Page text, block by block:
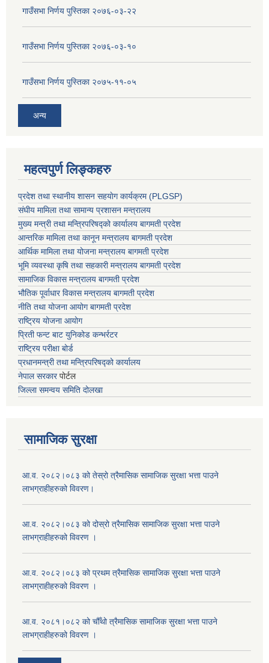
गाउँसभा निर्णय पुस्तिका २०७६-०३-२२
गाउँसभा निर्णय पुस्तिका २०७६-०३-१०
गाउँसभा निर्णय पुस्तिका २०७५-११-०५
अन्य
महत्वपुर्ण लिङ्कहरु
प्रदेश तथा स्थानीय शासन सहयाेग कार्यक्रम (PLGSP)
संघीय मामिला तथा सामान्य प्रशासन मन्त्रालय
मुख्य मन्त्री तथा मन्त्रिपरिषद्को कार्यालय बागमती प्रदेश
आन्तरिक मामिला तथा कानून मन्त्रालय बागमती प्रदेश
आर्थिक मामिला तथा योजना मन्त्रालय बागमती प्रदेश
भूमि व्यवस्था कृषि तथा सहकारी मन्त्रालय बागमती प्रदेश
सामाजिक विकास मन्त्रालय बागमती प्रदेश
भौतिक पूर्वाधार विकास मन्त्रालय बागमती प्रदेश
नीति तथा योजना आयोग बागमती प्रदेश
राष्ट्रिय योजना आयोग
प्रिती फन्ट बाट युनिकोड कन्भर्रटर
राष्ट्रिय परीक्षा बोर्ड
प्रधानमन्त्री तथा मन्त्रिपरिषद्को कार्यालय
नेपाल सरकारपोर्टल
जिल्ला समन्वय समिति दोलखा
सामाजिक सुरक्षा
आ.व. २०८२।०८३ को तेस्रो त्रैमासिक सामाजिक सुरक्षा भत्ता पाउने
लाभग्राहीहरुको विवरण।
आ.व. २०८२।०८३ को दोस्रो त्रैमासिक सामाजिक सुरक्षा भत्ता पाउने
लाभग्राहीहरुको विवरण ।
आ.व. २०८२।०८३ को प्रथम त्रैमासिक सामाजिक सुरक्षा भत्ता पाउने
लाभग्राहीहरुको विवरण ।
आ.व. २०८१।०८२ को चौँथो त्रैमासिक सामाजिक सुरक्षा भत्ता पाउने
लाभग्राहीहरुको विवरण ।